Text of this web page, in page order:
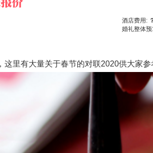
酒店费用:
婚礼整体
里有大量关于春节的对联2020供大家参